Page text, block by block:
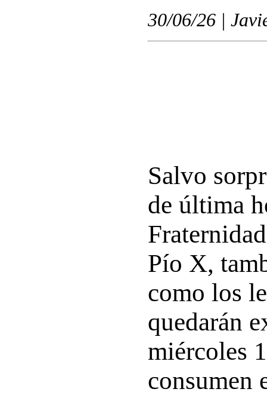
30/06/26 |
Salvo
de última
Pío X,
como los
quedarán
miércoles
consumen